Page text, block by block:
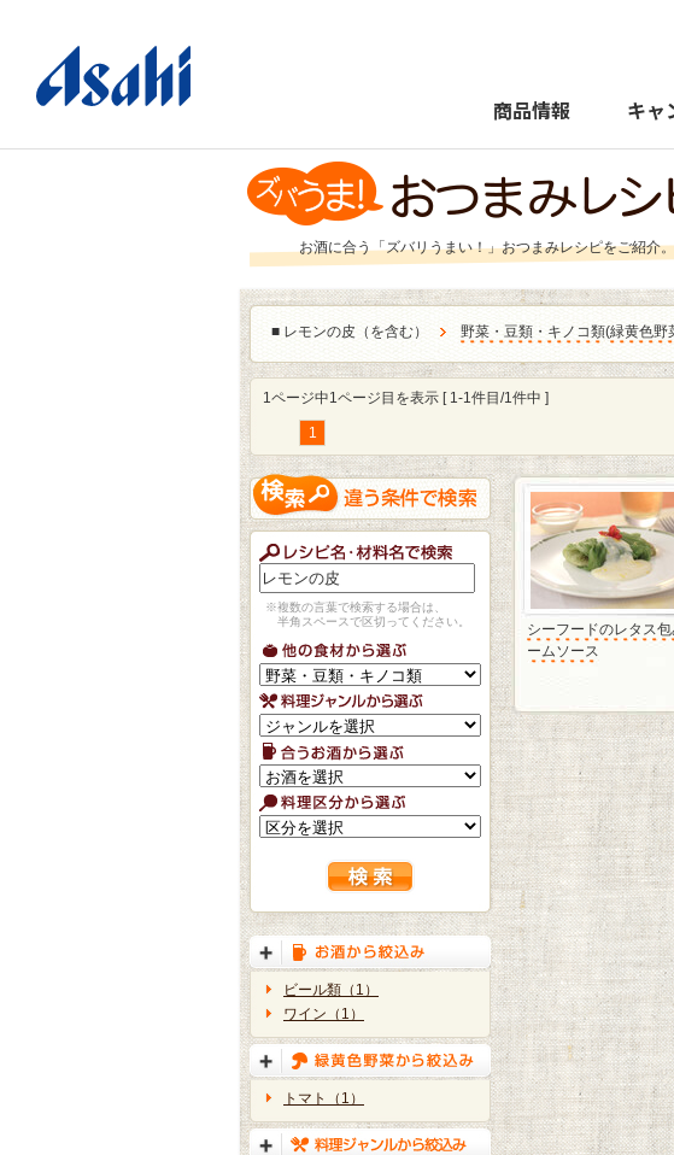
商品情報 キャ
お酒に合う「ズバリうまい！」おつまみレシピをご紹介。
■ レモンの皮（を含む） 野菜・豆類・キノコ類(緑黄色野
1ページ中1ページ目を表示 [ 1-1件目/1件中 ]
1
※複数の言葉で検索する場合は、
半角スペースで区切ってください。
ビール類（1）
ワイン（1）
トマト（1）
シーフードのレタス
ームソース